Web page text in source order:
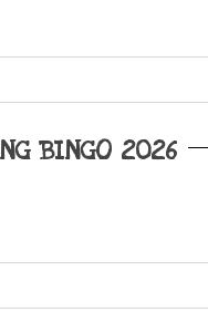
BINGO 2026